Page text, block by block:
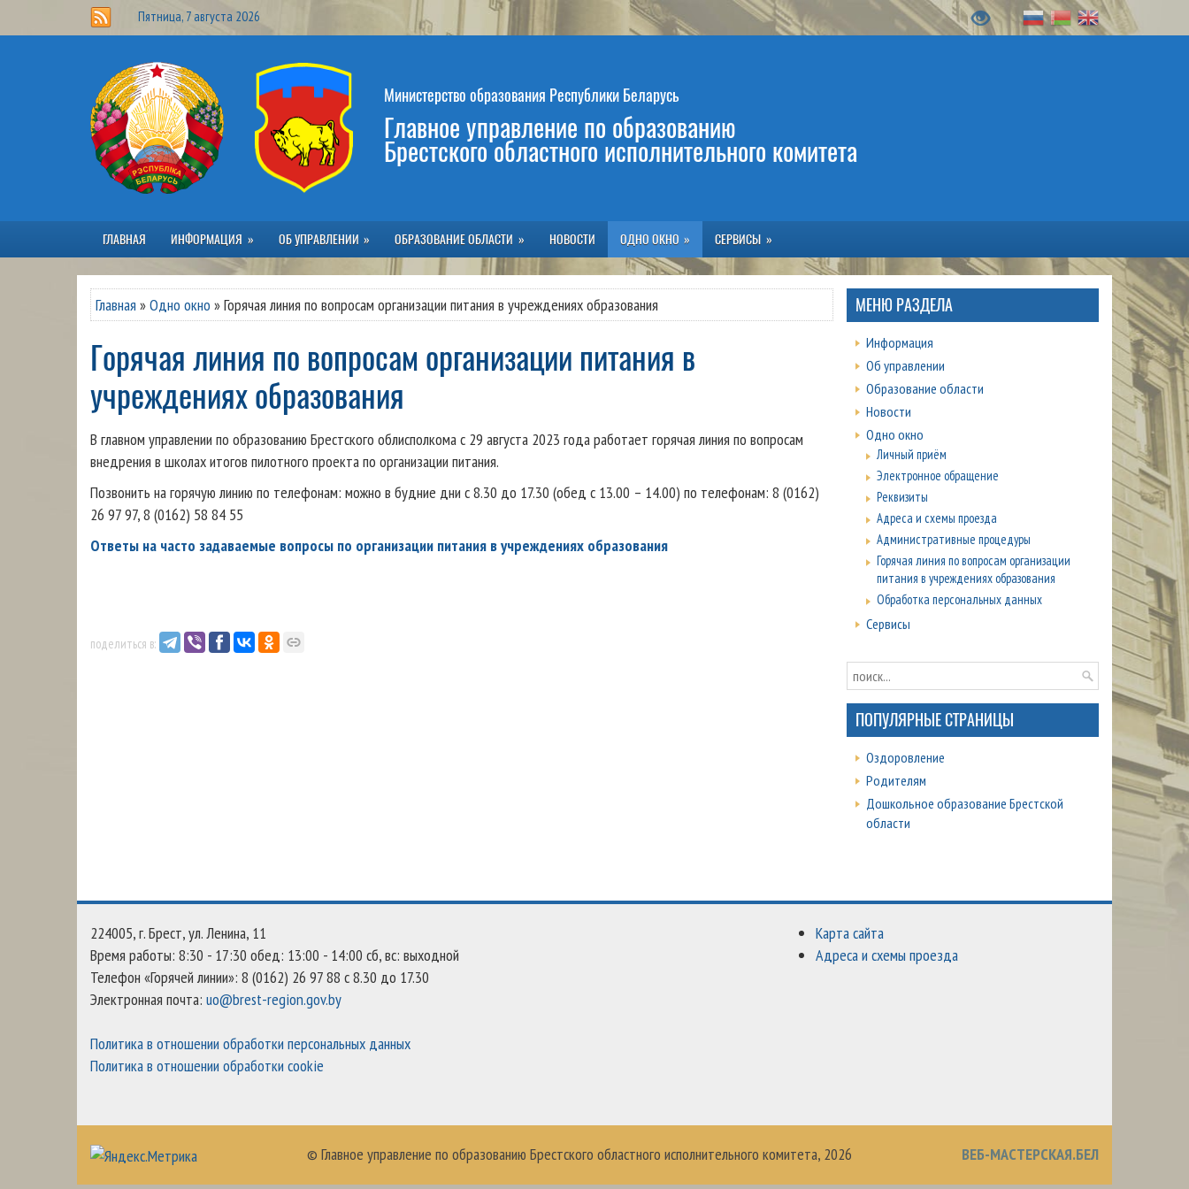
Пятница, 7 августа 2026
Министерство образования Республики Беларусь
Главное управление по образованию
Брестского областного исполнительного комитета
ГЛАВНАЯ ИНФОРМАЦИЯ ОБ УПРАВЛЕНИИ ОБРАЗОВАНИЕ ОБЛАСТИ НОВОСТИ ОДНО ОКНО СЕРВИСЫ
Главная »Одно окно »Горячая линия по вопросам организации питания в учреждениях образования
Горячая линия по вопросам организации питания в
учреждениях образования
В главном управлении по образованию Брестского облисполкома с 29 августа 2023 года работает горячая линия по вопросам
внедрения в школах итогов пилотного проекта по организации питания.
Позвонить на горячую линию по телефонам: можно в будние дни с 8.30 до 17.30 (обед с 13.00 – 14.00) по телефонам: 8 (0162)
26 97 97, 8 (0162) 58 84 55
Ответы на часто задаваемые вопросы по организации питания в учреждениях образования
поделиться в:
МЕНЮ РАЗДЕЛА
Информация
Об управлении
Образование области
Новости
Одно окно
Личный приём
Электронное обращение
Реквизиты
Адреса и схемы проезда
Административные процедуры
Горячая линия по вопросам организации
питания в учреждениях образования
Обработка персональных данных
Сервисы
ПОПУЛЯРНЫЕ СТРАНИЦЫ
Оздоровление
Родителям
Дошкольное образование Брестской
области
224005, г. Брест, ул. Ленина, 11
Время работы: 8:30 - 17:30 обед: 13:00 - 14:00 сб, вс: выходной
Телефон «Горячей линии»: 8 (0162) 26 97 88 с 8.30 до 17.30
Электронная почта: uo@brest-region.gov.by
Политика в отношении обработки персональных данных
Политика в отношении обработки cookie
Карта сайта
Адреса и схемы проезда
© Главное управление по образованию Брестского областного исполнительного комитета, 2026 ВЕБ-МАСТЕРСКАЯ.БЕЛ